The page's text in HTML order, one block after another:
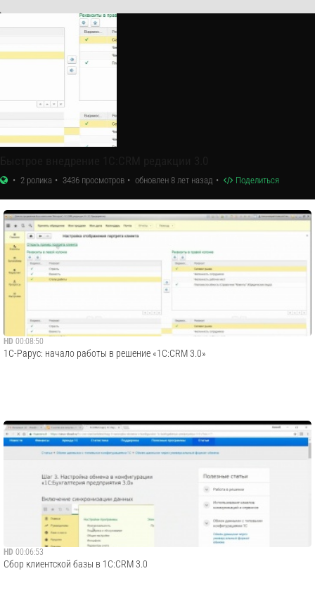
2 ролика 3436 просмотров обновлен 8 лет назад Поделиться
HD 00:08:50
1С-Рарус: начало работы в решение «1С:CRM 3.0»
HD 00:06:53
Сбор клиентской базы в 1С:CRM 3.0